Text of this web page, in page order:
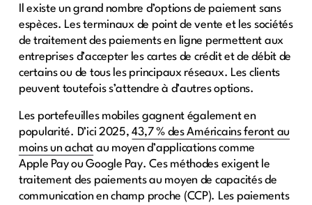
Il existe un grand nombre d’options de paiement sans
espèces. Les terminaux de point de vente et les sociétés
de traitement des paiements en ligne permettent aux
entreprises d’accepter les cartes de crédit et de débit de
certains ou de tous les principaux réseaux. Les clients
peuvent toutefois s’attendre à d’autres options.
Les portefeuilles mobiles gagnent également en
popularité. D’ici 2025,43,7 % des Américains feront au
moins un achat au moyen d’applications comme
Apple Pay ou Google Pay. Ces méthodes exigent le
traitement des paiements au moyen de capacités de
communication en champ proche (CCP). Les paiements